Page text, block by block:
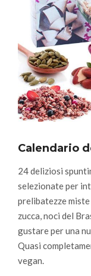
Calendario
24 deliziosi
selezionate per
prelibatezze miste
zucca, noci del
gustare per una
Quasi
vegan.